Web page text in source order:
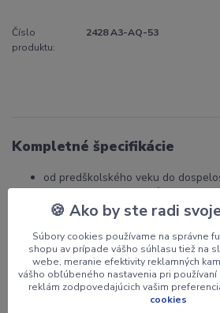
Číslo
produktu:
2428 A3-AQ-53
Kompletné špecifikácie
od predškolského veku do
namiesto koliesok možnoklzáky,
odolné, umývateľné poťahy,
praktická manipulačné úchytka,
ZÁRUKA 5 ROKOV,
doprava ZADARMO v rámci SR,
🍪 Ako by ste radi
Súbory cookies používame na správne
shopu av prípade vášho súhlasu tiež na
webe, meranie efektivity reklamných
vášho obľúbeného nastavenia pri používaní
reklám zodpovedajúcich vašim
cookies